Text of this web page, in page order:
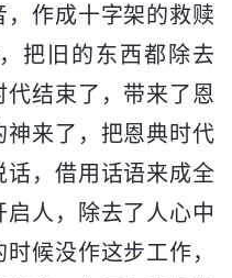
作成十字架的救赎
把旧的东西都除去
结束了，带来了恩
来了，把恩典时代
，借用话语来成全
人，除去了人心中
候没作这步工作，